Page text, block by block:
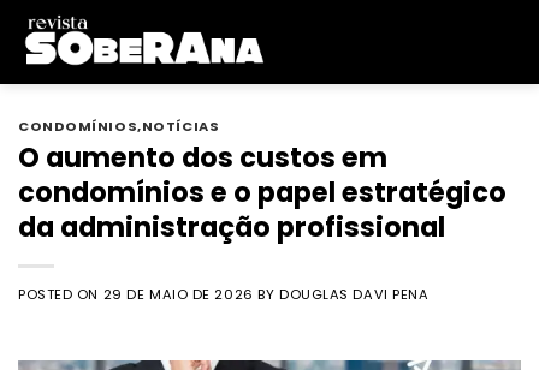
Skip
content
CONDOMÍNIOS,NOTÍCIAS
O aumento dos custos em
condomínios e o papel estratégico
da administração profissional
POSTED ON 29 DE MAIO DE 2026 BY DOUGLAS DAVI PENA